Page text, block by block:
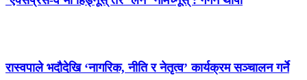
रास्वपाले भदौदेखि ‘नागरिक, नीति र नेतृत्व’ कार्यक्रम सञ्चालन गर्ने